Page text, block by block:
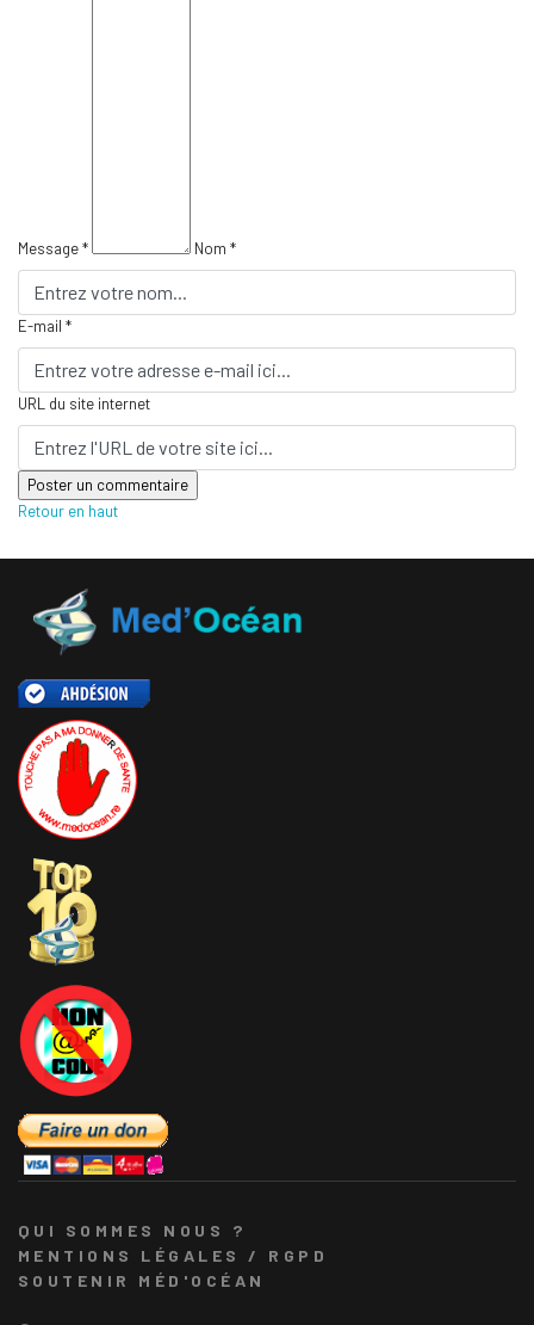
Message * Nom *
E-mail *
URL du site internet
Retour en haut
QUI SOMMES NOUS ?
MENTIONS LÉGALES / RGPD
SOUTENIR MÉD'OCÉAN